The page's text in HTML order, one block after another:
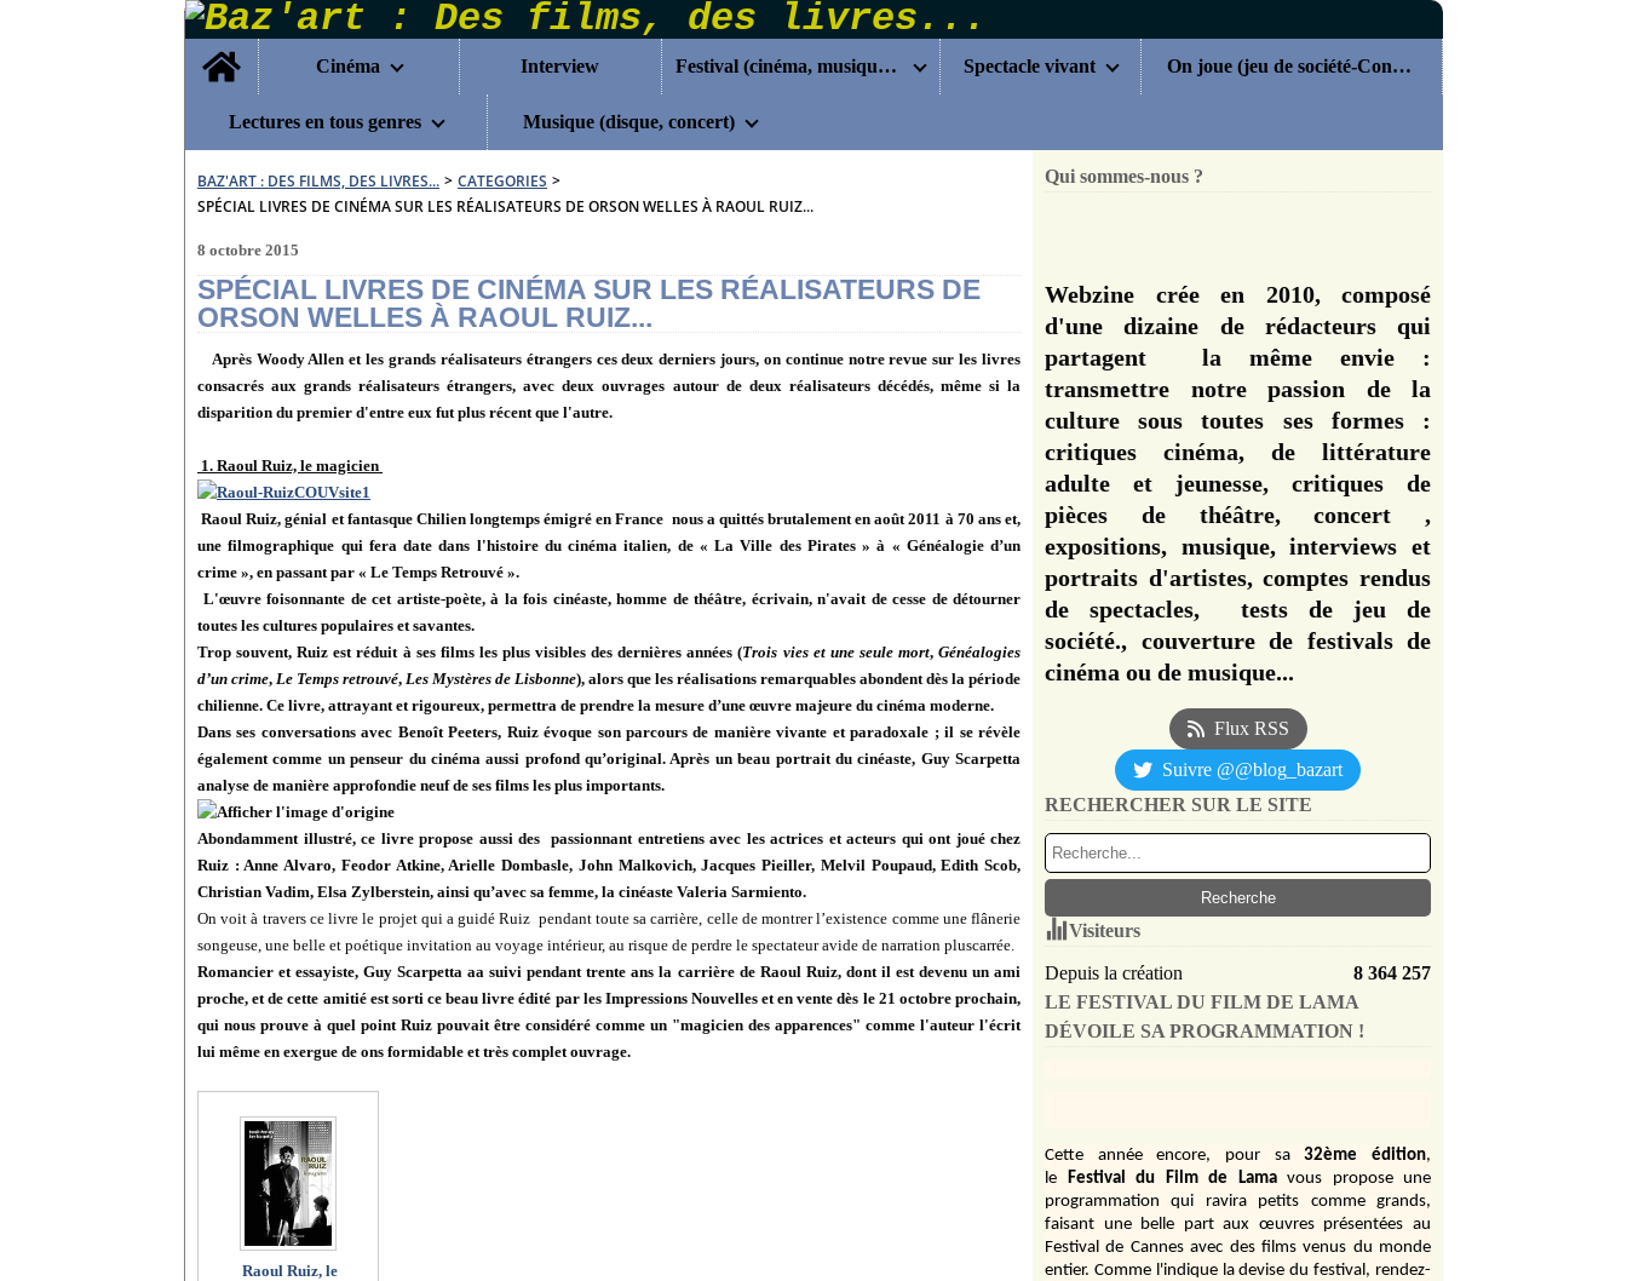
Home
Cinéma
Interview Festival (cinéma, musique...) Spectacle vivant On joue (jeu de société-Concours)
Lectures en tous genres Musique (disque, concert)
BAZ'ART : DES FILMS, DES LIVRES... > CATEGORIES >
SPÉCIAL LIVRES DE CINÉMA SUR LES RÉALISATEURS DE ORSON WELLES À RAOUL RUIZ...
8 octobre 2015
SPÉCIAL LIVRES DE CINÉMA SUR LES RÉALISATEURS DE
ORSON WELLES À RAOUL RUIZ...
Après Woody Allen et les grands réalisateurs étrangers ces deux derniers jours, on continue notre revue sur les livres
consacrés aux grands réalisateurs étrangers, avec deux ouvrages autour de deux réalisateurs décédés, même si la
disparition du premier d'entre eux fut plus récent que l'autre.
1. Raoul Ruiz, le magicien
Raoul Ruiz, génial et fantasque Chilien longtemps émigré en France nous a quittés brutalement en août 2011 à 70 ans et,
une filmographique qui fera date dans l'histoire du cinéma italien, de « La Ville des Pirates » à « Généalogie d’un
crime », en passant par « Le Temps Retrouvé ».
L'œuvre foisonnante de cet artiste-poète, à la fois cinéaste, homme de théâtre, écrivain, n'avait de cesse de détourner
toutes les cultures populaires et savantes.
Trop souvent, Ruiz est réduit à ses films les plus visibles des dernières années (Trois vies et une seule mort,Généalogies
d’un crime, Le Temps retrouvé, Les Mystères de Lisbonne), alors que les réalisations remarquables abondent dès la période
chilienne. Ce livre, attrayant et rigoureux, permettra de prendre la mesure d’une œuvre majeure du cinéma moderne.
Dans ses conversations avec Benoît Peeters, Ruiz évoque son parcours de manière vivante et paradoxale ; il se révèle
également comme un penseur du cinéma aussi profond qu’original. Après un beau portrait du cinéaste, Guy Scarpetta
analyse de manière approfondie neuf de ses films les plus importants.
Abondamment illustré, ce livre propose aussi des passionnant entretiens avec les actrices et acteurs qui ont joué chez
Ruiz : Anne Alvaro, Feodor Atkine, Arielle Dombasle, John Malkovich, Jacques Pieiller, Melvil Poupaud, Edith Scob,
Christian Vadim, Elsa Zylberstein, ainsi qu’avec sa femme, la cinéaste Valeria Sarmiento.
On voit à travers ce livre le projet qui a guidé Ruiz pendant toute sa carrière, celle de montrer l’existence comme une flânerie
songeuse, une belle et poétique invitation au voyage intérieur, au risque de perdre le spectateur avide de narration pluscarrée.
Romancier et essayiste, Guy Scarpetta aa suivi pendant trente ans la carrière de Raoul Ruiz, dont il est devenu un ami
proche, et de cette amitié est sorti ce beau livre édité par les Impressions Nouvelles et en vente dès le 21 octobre prochain,
qui nous prouve à quel point Ruiz pouvait être considéré comme un "magicien des apparences" comme l'auteur l'écrit
lui même en exergue de ons formidable et très complet ouvrage.
Raoul Ruiz, le
Qui sommes-nous ?
Webzine crée en 2010, composé
d'une dizaine de rédacteurs qui
partagent la même envie :
transmettre notre passion de la
culture sous toutes ses formes :
critiques cinéma, de littérature
adulte et jeunesse, critiques de
pièces de théâtre, concert ,
expositions, musique, interviews et
portraits d'artistes, comptes rendus
de spectacles, tests de jeu de
société., couverture de festivals de
cinéma ou de musique...
Flux RSS
Suivre @@blog_bazart
RECHERCHER SUR LE SITE
Visiteurs
Depuis la création
8 364 257
LE FESTIVAL DU FILM DE LAMA
DÉVOILE SA PROGRAMMATION !
Cette année encore, pour sa 32ème édition,
le Festival du Film de Lama vous propose une
programmation qui ravira petits comme grands,
faisant une belle part aux œuvres présentées au
Festival de Cannes avec des films venus du monde
entier. Comme l'indique la devise du festival, rendez-